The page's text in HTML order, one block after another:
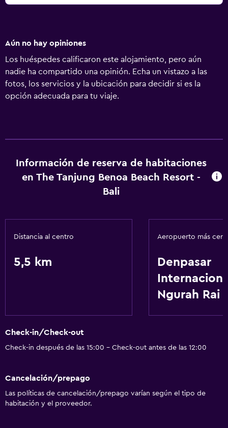
Aún no hay opiniones
Los huéspedes calificaron este alojamiento, pero aún
nadie ha compartido una opinión. Echa un vistazo a las
fotos, los servicios y la ubicación para decidir si es la
opción adecuada para tu viaje.
Información de reserva de habitaciones
en The Tanjung Benoa Beach Resort -
Bali
Distancia al centro
5,5 km
Aeropuerto más
Denpasar
Ngurah Rai
Check-in/Check-out
Check-in después de las 15:00 - Check-out antes de las 12:00
Cancelación/prepago
Las políticas de cancelación/prepago varían según el tipo de
habitación y el proveedor.